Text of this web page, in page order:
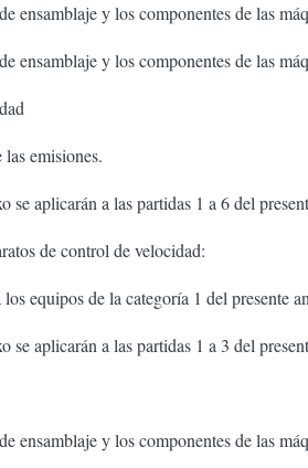
ensamblaje y los componentes de las
ensamblaje y los componentes de las
emisiones.
se aplicarán a las partidas 1 a 6 del
de control de velocidad:
equipos de la categoría 1 del presente
se aplicarán a las partidas 1 a 3 del
ensamblaje y los componentes de las